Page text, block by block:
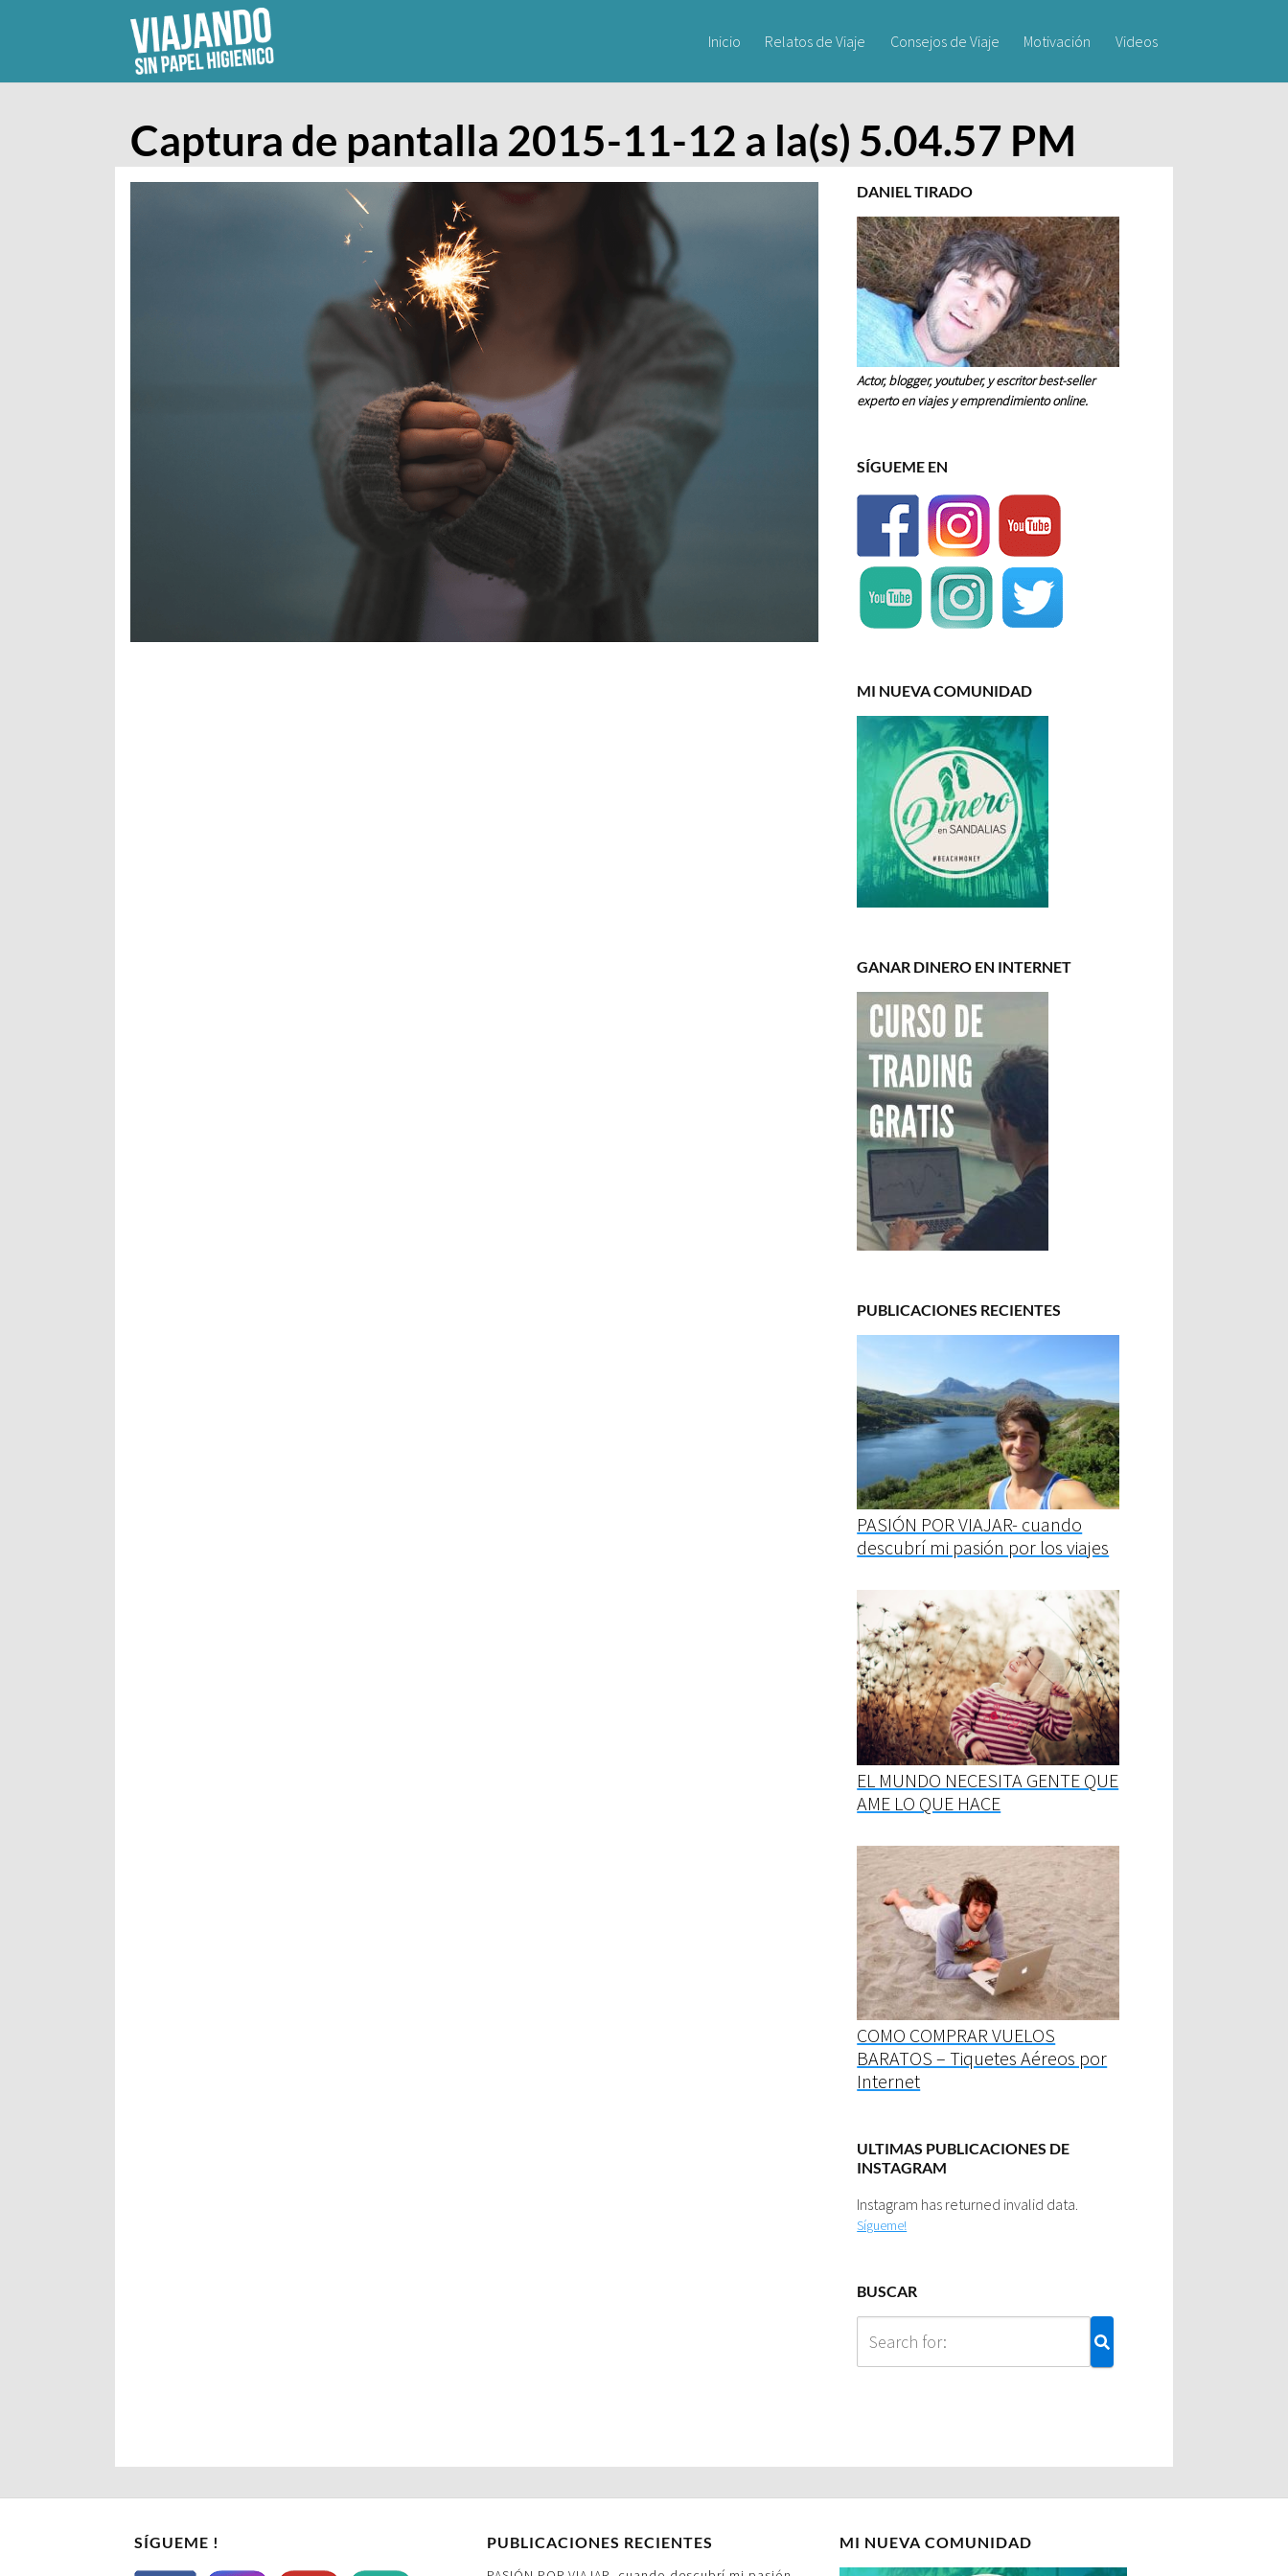
Inicio Relatos de Viaje Consejos de Viaje Motivación Videos
Captura de pantalla 2015-11-12 a la(s) 5.04.57 PM
DANIEL TIRADO
Actor, blogger, youtuber, y escritor best-seller
experto en viajes y emprendimiento online.
SÍGUEME EN
MI NUEVA COMUNIDAD
GANAR DINERO EN INTERNET
PUBLICACIONES RECIENTES
PASIÓN POR VIAJAR- cuando
descubrí mi pasión por los viajes
EL MUNDO NECESITA GENTE QUE
AME LO QUE HACE
COMO COMPRAR VUELOS
BARATOS – Tiquetes Aéreos por
Internet
ULTIMAS PUBLICACIONES DE
INSTAGRAM
Instagram has returned invalid data.
Sígueme!
BUSCAR
SÍGUEME ! PUBLICACIONES RECIENTES MI NUEVA COMUNIDAD